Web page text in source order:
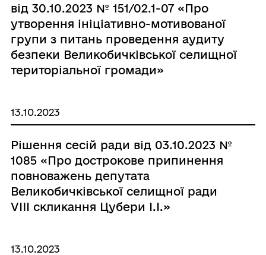
від 30.10.2023 № 151/02.1-07 «Про
утворення ініціативно-мотивованої
групи з питань проведення аудиту
безпеки Великобичківської селищної
територіальної громади»
13.10.2023
Рішення сесій ради від 03.10.2023 №
1085 «Про дострокове припинення
повноважень депутата
Великобичківської селищної ради
VIIІ скликання Цубери І.І.»
13.10.2023